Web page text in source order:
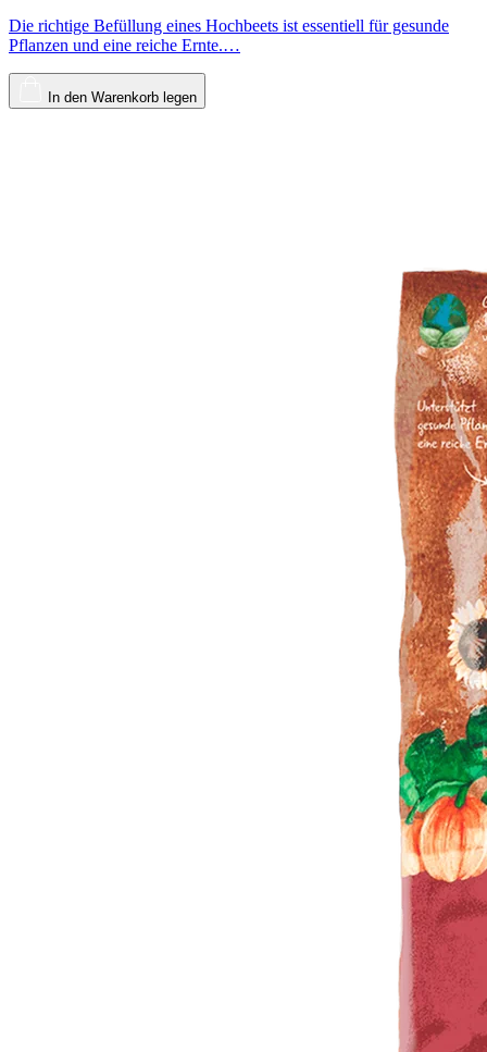
Die richtige Befüllung eines Hochbeets ist essentiell für gesunde
Pflanzen und eine reiche Ernte.…
In den Warenkorb legen